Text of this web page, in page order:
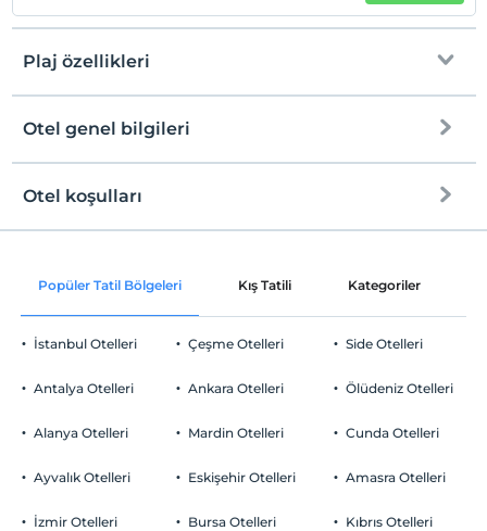
Plaj özellikleri
Plaja 150 metre mesafededir
Kum plaj
Otel genel bilgileri
Ortak alanlar ve tüm odalar
Otopark
Ücretsiz Halka Açık Otopark
Otel koşulları
Check/in
Check/out
En geç saat 11:00 ve öncesi
Evcil Hayvan
2 yaşına kadar olan bebekler ücretsizdir.
Popüler Tatil Bölgeleri Kış Tatili Kategoriler
İstanbul Otelleri
Antalya Otelleri
Alanya Otelleri
Ayvalık Otelleri
İzmir Otelleri
Çeşme Otelleri
Ankara Otelleri
Mardin Otelleri
Eskişehir Otelleri
Bursa Otelleri
Side Otelleri
Ölüdeniz Otelleri
Cunda Otelleri
Amasra Otelleri
Kıbrıs Otelleri